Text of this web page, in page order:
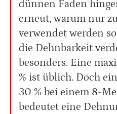
dünnen Faden
erneut, warum nur
verwendet werden
die Dehnbarkeit
besonders. Eine
% ist üblich. Doch
30 % bei einem 8-
bedeutet eine